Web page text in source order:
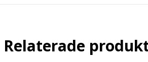
Relaterade